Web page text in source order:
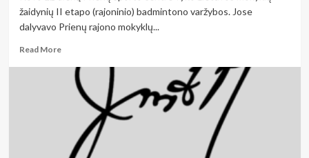
žaidynių II etapo (rajoninio) badmintono varžybos. Jose
dalyvavo Prienų rajono mokyklų...
Read MoreRead
about
Prienų
rajono
badmintono
varžybose
triumfavo